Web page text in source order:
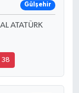
Gülşehir
ATATÜRK
38